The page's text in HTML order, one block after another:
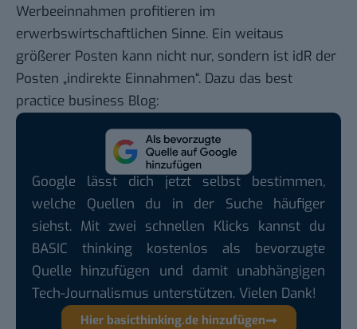
Werbeeinnahmen profitieren im
erwerbswirtschaftlichen Sinne. Ein weitaus
größerer Posten kann nicht nur, sondern ist idR der
Posten „indirekte Einnahmen“. Dazu das best
practice business Blog:
Google lässt dich jetzt selbst bestimmen,
welche Quellen du in der Suche häufiger
siehst. Mit zwei schnellen Klicks kannst du
BASIC thinking kostenlos als bevorzugte
Quelle hinzufügen und damit unabhängigen
Tech-Journalismus unterstützen. Vielen Dank!
Hier basicthinking.de hinzufügen